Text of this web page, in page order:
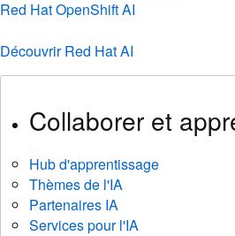
Red Hat OpenShift AI
Découvrir Red Hat AI
Collaborer et
Hub d'apprentissage
Thèmes de l'IA
Partenaires IA
Services pour l'IA